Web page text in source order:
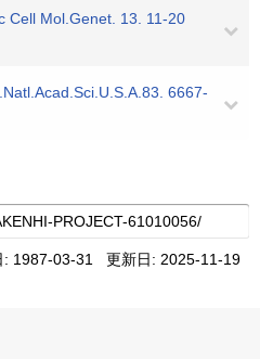
Cell Mol.Genet. 13. 11-20
6667-
: 1987-03-31 更新日: 2025-11-19